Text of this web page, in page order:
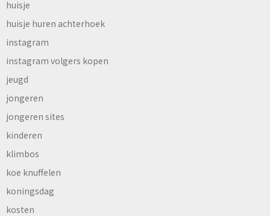
huisje
huisje huren achterhoek
instagram
instagram volgers kopen
jeugd
jongeren
jongeren sites
kinderen
klimbos
koe knuffelen
koningsdag
kosten